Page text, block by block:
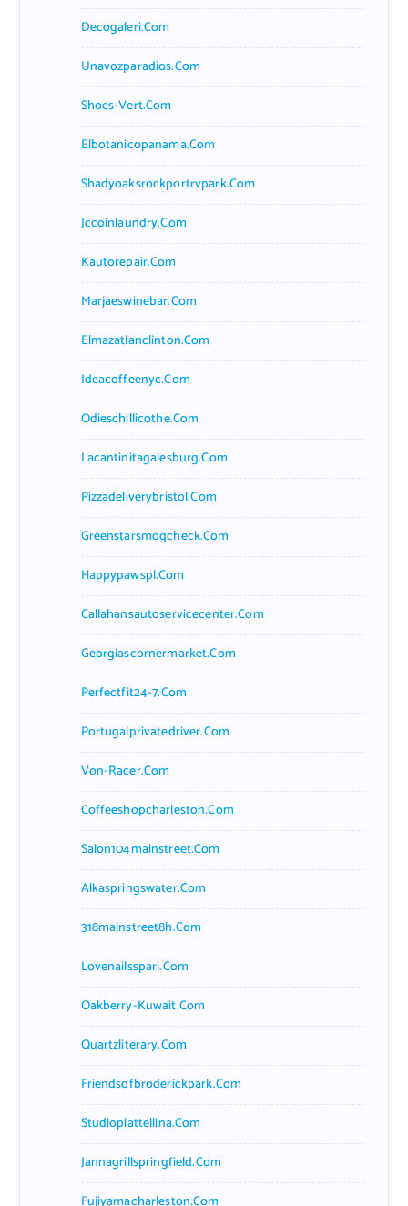
Decogaleri.com
Unavozparadios.com
Shoes-Vert.com
Elbotanicopanama.com
Shadyoaksrockportrvpark.com
Jccoinlaundry.com
Kautorepair.com
Marjaeswinebar.com
Elmazatlanclinton.com
Ideacoffeenyc.com
Odieschillicothe.com
Lacantinitagalesburg.com
Pizzadeliverybristol.com
Greenstarsmogcheck.com
Happypawspl.com
Callahansautoservicecenter.com
Georgiascornermarket.com
Perfectfit24-7.com
Portugalprivatedriver.com
Von-Racer.com
Coffeeshopcharleston.com
Salon104mainstreet.com
Alkaspringswater.com
318mainstreet8h.com
Lovenailsspari.com
Oakberry-Kuwait.com
Quartzliterary.com
Friendsofbroderickpark.com
Studiopiattellina.com
Jannagrillspringfield.com
Fujiyamacharleston.com